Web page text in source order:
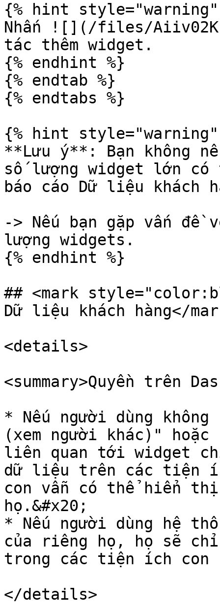
{% hint style="warning"
Nhấn ![](/files/
tác thêm widget.
{% endhint %}
{% endtab %}
{% endtabs %}
{% hint style="warning"
**Lưu ý**: Bạn không
số lượng widget lớn
báo cáo Dữ liệu khách
-> Nếu bạn gặp vấn đề
lượng widgets.
{% endhint %}
## <mark
Dữ liệu khách hàng</
<details>
<summary>Quyền trên
* Nếu người dùng
(xem người khác)"
liên quan tới widget
dữ liệu trên các tiện
con vẫn có thể hiển
họ.&#x20;
* Nếu người dùng hệ
của riêng họ, họ sẽ
trong các tiện ích con
</details>